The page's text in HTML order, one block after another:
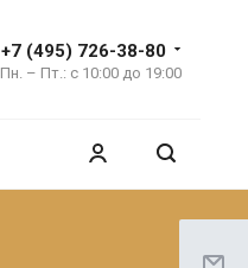
+7 (495) 726-38-80
Пн. – Пт.: с 10:00 до 19:00